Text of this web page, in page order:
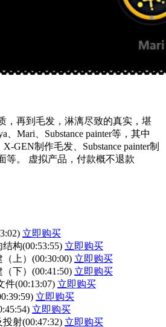
，再到毛发，淋漓尽致的真实，堪
、Mari、Substance painter等，其中
GEN制作毛发、Substance painter制
等。 虚拟产品，付款概不退款
立即购买
构(00:53:55) 立即购买
上） (00:30:00) 立即购买
下） (00:41:50) 立即购买
件(00:13:07) 立即购买
立即购买
立即购买
投射(00:47:32) 立即购买